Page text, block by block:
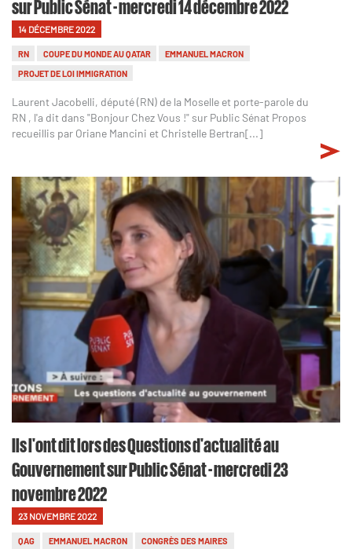
sur Public Sénat - mercredi 14 décembre 2022
14 DÉCEMBRE 2022
RN COUPE DU MONDE AU QATAR
EMMANUEL MACRON
PROJET DE LOI IMMIGRATION
Laurent Jacobelli, député (RN) de la Moselle et porte-parole du
RN , l'a dit dans "Bonjour Chez Vous !" sur Public Sénat Propos
recueillis par Oriane Mancini et Christelle Bertran[...]
Ils l'ont dit lors des Questions d'actualité au
Gouvernement sur Public Sénat - mercredi 23
novembre 2022
23 NOVEMBRE 2022
QAG EMMANUEL MACRON
CONGRÈS DES MAIRES